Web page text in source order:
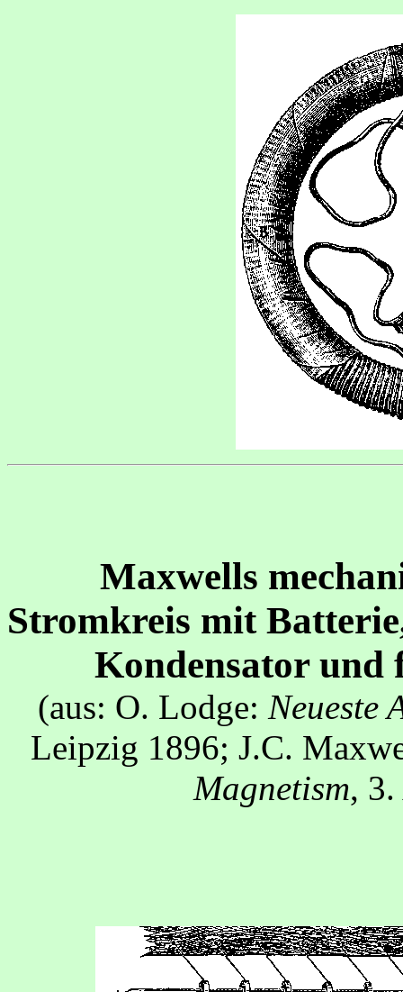
Maxwells
Stromkreis mit
Kondensator
(aus: O. Lodge: Neueste
Leipzig 1896; J.C.
Magnetism,